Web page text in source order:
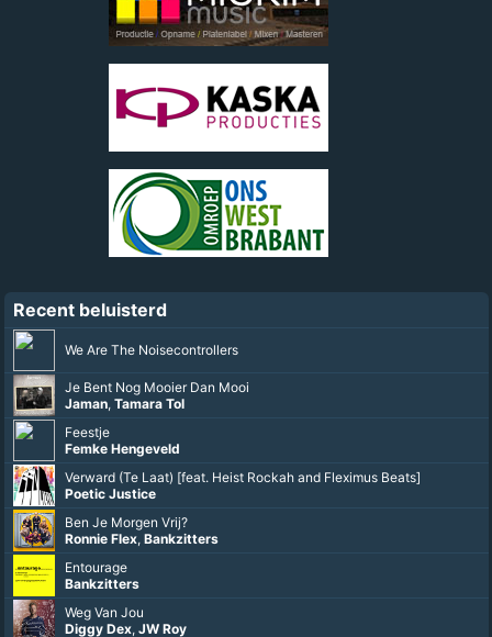
Recent beluisterd
We Are The Noisecontrollers
Je Bent Nog Mooier Dan Mooi
Jaman, Tamara Tol
Feestje
Femke Hengeveld
Verward (Te Laat) [feat. Heist Rockah and Fleximus Beats]
Poetic Justice
Ben Je Morgen Vrij?
Ronnie Flex, Bankzitters
Entourage
Bankzitters
Weg Van Jou
Diggy Dex, JW Roy